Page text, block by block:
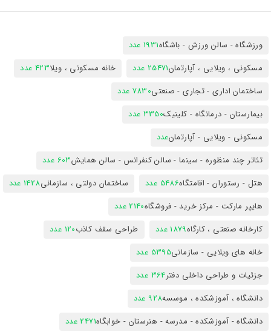
ورزشگاه - سالن ورزش - باشگاه1931 عدد
مسکونی ، ویلایی ، آپارتمان25471 عدد خانه مسکونی ، ویلا423 عدد
ساختمان اداری - تجاری - صنعتی7830 عدد
بیمارستان - درمانگاه - کلینیک3350 عدد
مسکونی - ویلایی - آپارتمانعدد
تئاتر چند منظوره - سینما - سالن کنفرانس - سالن همایش603 عدد
هتل - رستوران - اقامتگاه5486 عدد ساختمان دولتی ، سازمانی1428 عدد
هایپر مارکت - مرکز خرید - فروشگاه2140 عدد
کارخانه صنعتی ، کارگاه1879 عدد طراحی سقف کاذب120 عدد
خانه های ویلایی - سازمانی5395 عدد
جزئیات و طراحی داخلی دفتر364 عدد
دانشگاه ، آموزشکده ، موسسه928 عدد
دانشگاه - آموزشکده - مدرسه - هنرستان - خوابگاه2471 عدد